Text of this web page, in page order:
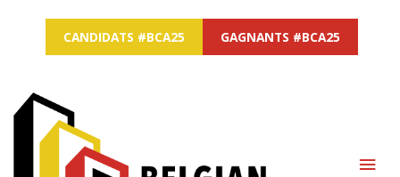
CANDIDATS #BCA25 GAGNANTS #BCA25